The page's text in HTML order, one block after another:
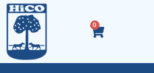
0
MARTILLO BOLITA 113 gr. M/